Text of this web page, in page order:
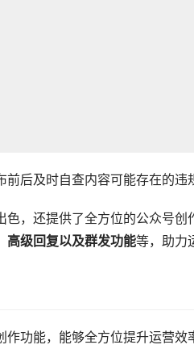
后及时自查内容可能存在的违
色，还提供了全方位的公众号创
高级回复以及群发功能等，助力
作功能，能够全方位提升运营